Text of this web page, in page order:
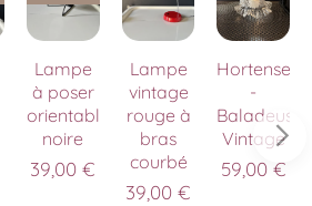
Lampe
à poser
orientable
noire
39,00 €
Lampe
vintage
rouge à
bras
courbé
39,00 €
Hortense
-
Baladeuse
Vintage
59,00€